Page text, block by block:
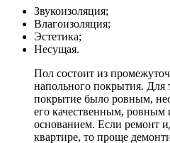
Звукоизоляция;
Влагоизоляция;
Эстетика;
Несущая.
Пол состоит из
напольного покрытия. Для
покрытие было ровным,
его качественным,
основанием. Если ремонт
квартире, то проще